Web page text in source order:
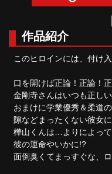
作品紹介
このヒロインには、付け
口を開けば正論！正論！正
金剛寺さんはいつも正しい
おまけに学業優秀＆柔道の
隙などまったくない彼女に
樺山くんは…よりによって
彼の運命やいかに!?
面倒臭くてまっすぐな、